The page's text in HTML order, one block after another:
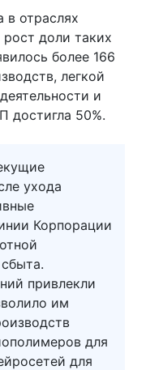
в отраслях
доли таких
более 166
легкой
и
достигла 50%.
ухода
Корпорации
привлекли
им
для
для